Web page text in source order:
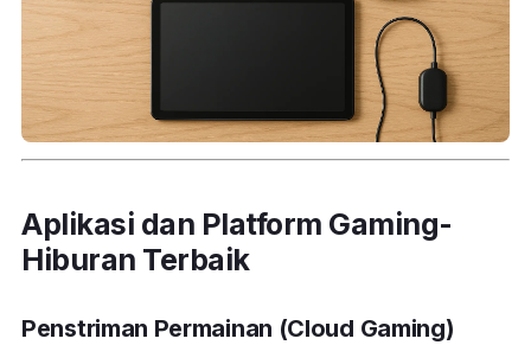
Aplikasi dan Platform Gaming-
Hiburan Terbaik
Penstriman Permainan (Cloud Gaming)